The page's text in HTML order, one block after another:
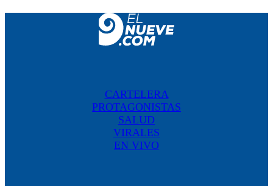
CARTELERA
PROTAGONISTAS
SALUD
VIRALES
EN VIVO